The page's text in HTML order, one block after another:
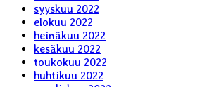
syyskuu 2022
elokuu 2022
heinäkuu 2022
kesäkuu 2022
toukokuu 2022
huhtikuu 2022